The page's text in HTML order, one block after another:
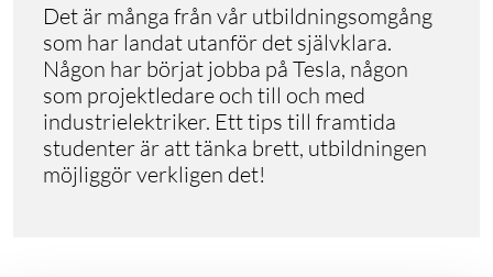
Det är många från vår utbildningsomgång
som har landat utanför det självklara.
Någon har börjat jobba på Tesla, någon
som projektledare och till och med
industrielektriker. Ett tips till framtida
studenter är att tänka brett, utbildningen
möjliggör verkligen det!